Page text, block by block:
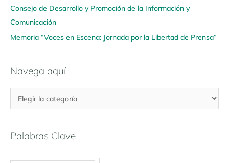
Consejo de Desarrollo y Promoción de la Información y
Comunicación
Memoria “Voces en Escena: Jornada por la Libertad de Prensa”
Navega aquí
Palabras Clave